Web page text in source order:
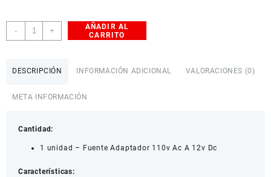
-
Fuente
Adaptador
+
AÑADIR AL
CARRITO
DESCRIPCIÓN INFORMACIÓN ADICIONAL VALORACIONES (0)
META INFORMACIÓN
Cantidad:
1 unidad – Fuente Adaptador 110v Ac A 12v Dc
Características: